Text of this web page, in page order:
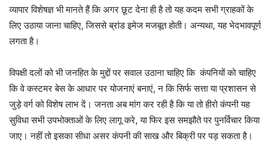
व्यापार विशेषज्ञ भी मानते हैं कि अगर छूट देना ही है तो यह कदम सभी ग्राहकों के
लिए उठाया जाना चाहिए, जिससे ब्रांड इमेज मजबूत होती। अन्यथा, यह भेदभावपूर्ण
लगता है।
विपक्षी दलों को भी जनहित के मुद्दों पर सवाल उठाना चाहिए कि कंपनियों को चाहिए
कि वे कस्टमर बेस के आधार पर योजनाएं बनाएं, न कि सिर्फ सत्ता या प्रशासन से
जुड़े वर्ग को विशेष लाभ दें। जनता अब मांग कर रही है कि या तो हीरो कंपनी यह
सुविधा सभी उपभोक्ताओं के लिए लागू करे, या फिर इस समझौते पर पुनर्विचार किया
जाए। नहीं तो इसका सीधा असर कंपनी की साख और बिक्री पर पड़ सकता है।